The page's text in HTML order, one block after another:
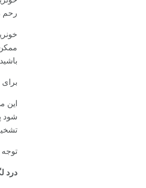
رحم
این
توجه
درد